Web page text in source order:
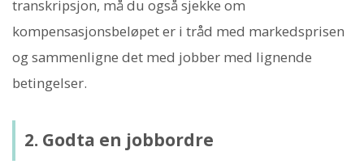
transkripsjon, må du også sjekke om
kompensasjonsbeløpet er i tråd med markedsprisen
og sammenligne det med jobber med lignende
betingelser.
2. Godta en jobbordre